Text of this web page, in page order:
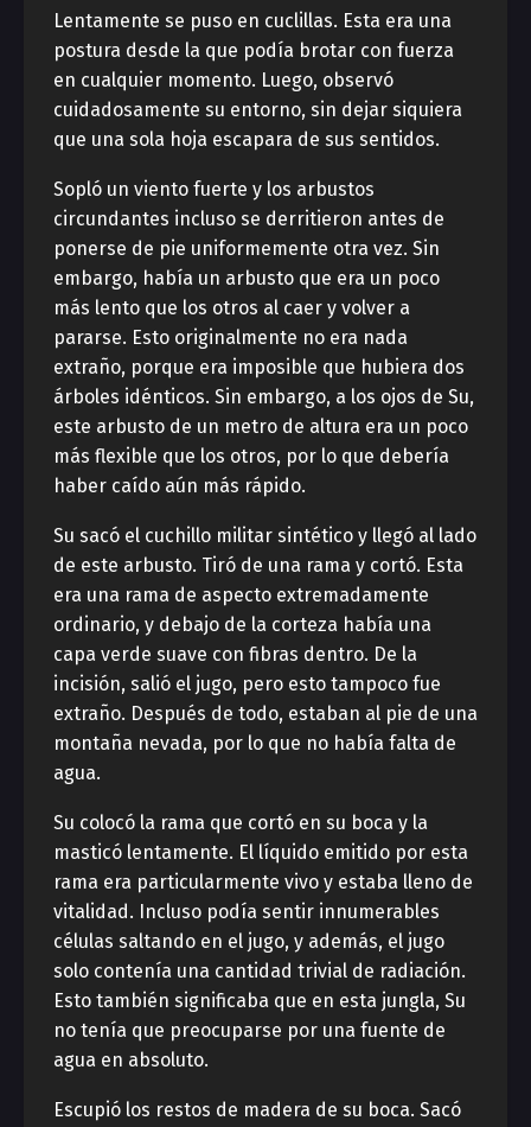
Lentamente se puso en cuclillas. Esta era una
postura desde la que podía brotar con fuerza
en cualquier momento. Luego, observó
cuidadosamente su entorno, sin dejar siquiera
que una sola hoja escapara de sus sentidos.
Sopló un viento fuerte y los arbustos
circundantes incluso se derritieron antes de
ponerse de pie uniformemente otra vez. Sin
embargo, había un arbusto que era un poco
más lento que los otros al caer y volver a
pararse. Esto originalmente no era nada
extraño, porque era imposible que hubiera dos
árboles idénticos. Sin embargo, a los ojos de Su,
este arbusto de un metro de altura era un poco
más flexible que los otros, por lo que debería
haber caído aún más rápido.
Su sacó el cuchillo militar sintético y llegó al lado
de este arbusto. Tiró de una rama y cortó. Esta
era una rama de aspecto extremadamente
ordinario, y debajo de la corteza había una
capa verde suave con fibras dentro. De la
incisión, salió el jugo, pero esto tampoco fue
extraño. Después de todo, estaban al pie de una
montaña nevada, por lo que no había falta de
agua.
Su colocó la rama que cortó en su boca y la
masticó lentamente. El líquido emitido por esta
rama era particularmente vivo y estaba lleno de
vitalidad. Incluso podía sentir innumerables
células saltando en el jugo, y además, el jugo
solo contenía una cantidad trivial de radiación.
Esto también significaba que en esta jungla, Su
no tenía que preocuparse por una fuente de
agua en absoluto.
Escupió los restos de madera de su boca. Sacó